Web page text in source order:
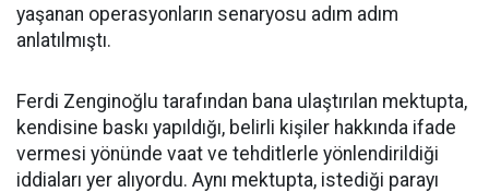
yaşanan operasyonların senaryosu adım adım
anlatılmıştı.
Ferdi Zenginoğlu tarafından bana ulaştırılan mektupta,
kendisine baskı yapıldığı, belirli kişiler hakkında ifade
vermesi yönünde vaat ve tehditlerle yönlendirildiği
iddiaları yer alıyordu. Aynı mektupta, istediği parayı